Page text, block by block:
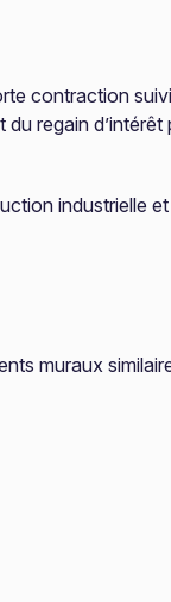
contraction
regain d’intérêt
industrielle
muraux